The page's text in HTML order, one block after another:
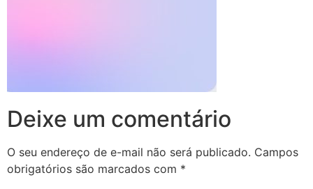
Deixe um comentário
O seu endereço de e-mail não será publicado. Campos
obrigatórios são marcados com *